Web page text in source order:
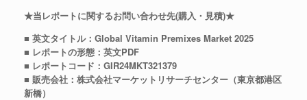
★当レポートに関するお問い合わせ先(購入・見積)★
■ 英文タイトル：Global Vitamin Premixes Market 2025
■ レポートの形態：英文PDF
■ レポートコード：GIR24MKT321379
■ 販売会社：株式会社マーケットリサーチセンター（東京都港区
新橋）